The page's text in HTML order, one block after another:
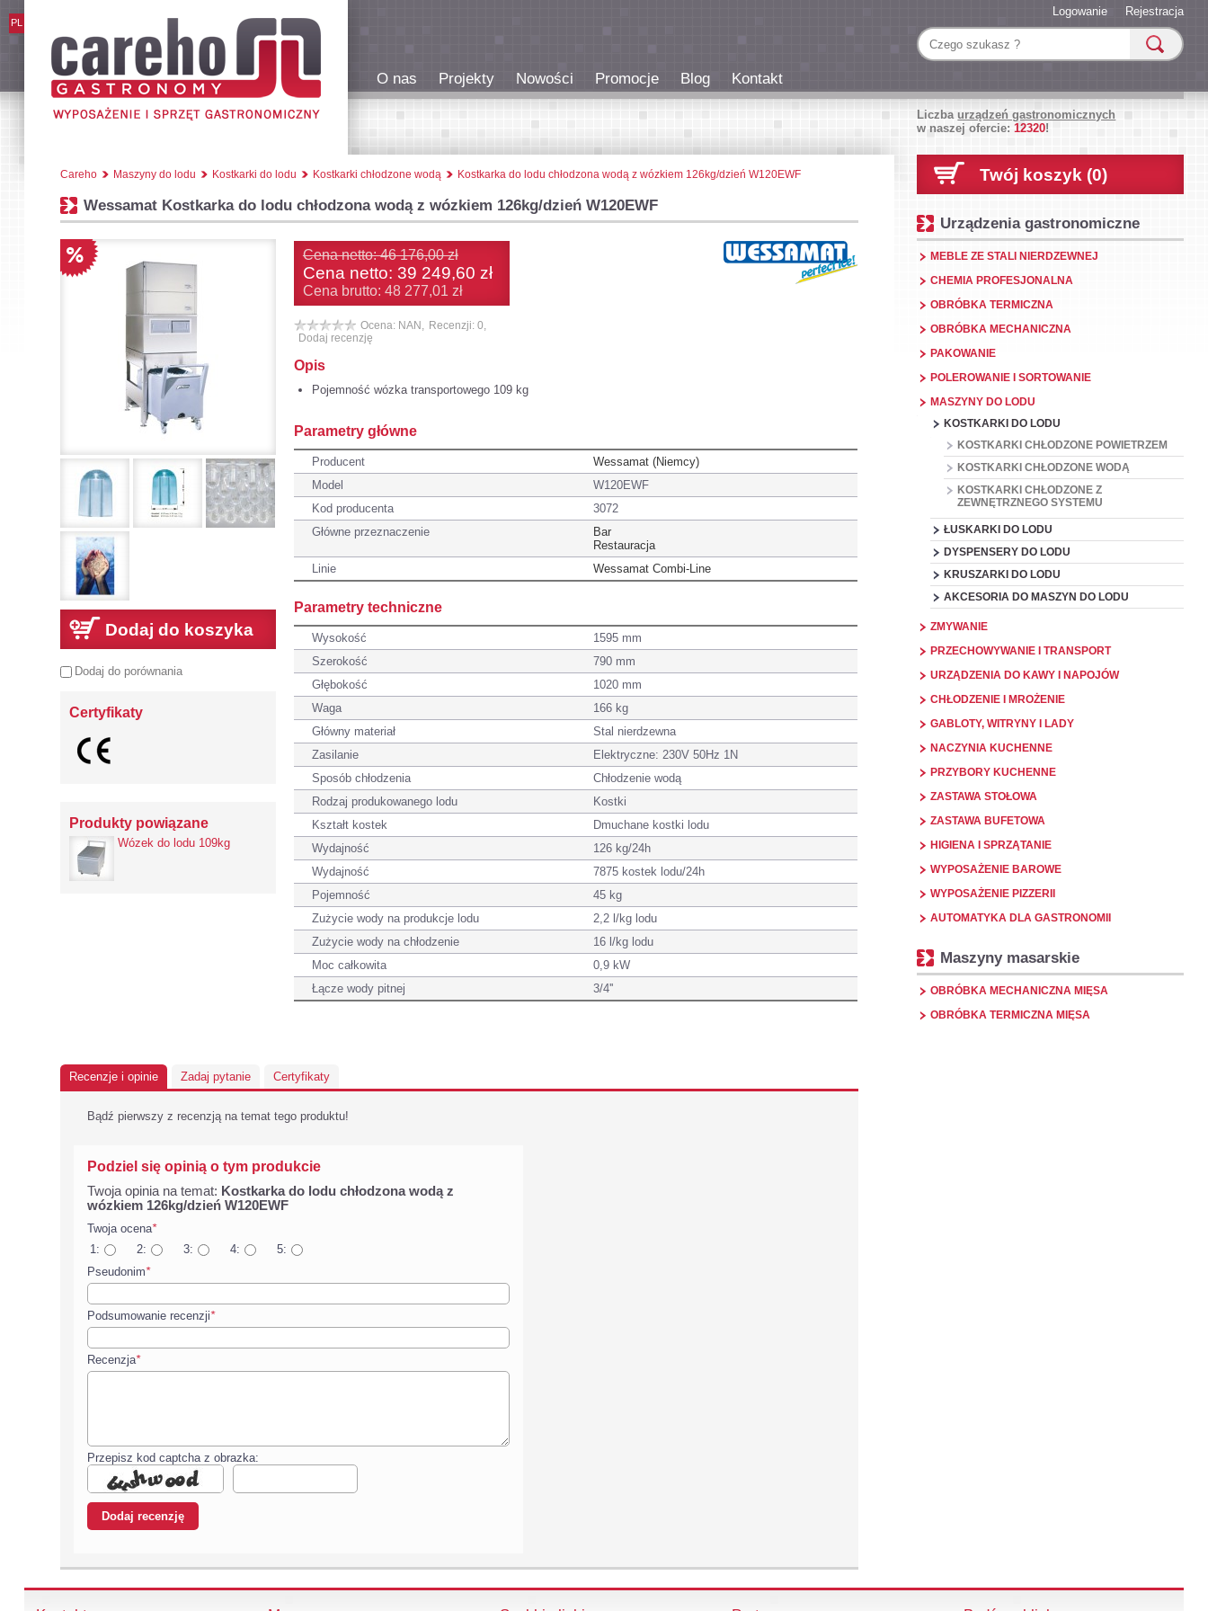
PL
Rejestracja
Logowanie
O nas Projekty Nowości Promocje Blog Kontakt
Liczbaurządzeń gastronomicznych
w naszej ofercie:12320!
Careho Maszyny do lodu Kostkarki do lodu Kostkarki chłodzone wodą Kostkarka do lodu chłodzona wodą z wózkiem 126kg/dzień W120EWF
Wessamat Kostkarka do lodu chłodzona wodą z wózkiem 126kg/dzień W120EWF
Dodaj do koszyka
Dodaj do porównania
Certyfikaty
Produkty powiązane
Wózek do lodu 109kg
Cena netto: 46 176,00 zł
Cena netto: 39 249,60 zł
Cena brutto: 48 277,01 zł
Ocena: NAN, Recenzji: 0,
Dodaj recenzję
Opis
Pojemność wózka transportowego 109 kg
Parametry główne
Producent
Wessamat (Niemcy)
Model
W120EWF
Kod producenta
3072
Główne przeznaczenie
Bar
Restauracja
Linie
Wessamat Combi-Line
Parametry techniczne
Wysokość
1595 mm
Szerokość
790 mm
Głębokość
1020 mm
Waga
166 kg
Główny materiał
Stal nierdzewna
Zasilanie
Elektryczne: 230V 50Hz 1N
Sposób chłodzenia
Chłodzenie wodą
Rodzaj produkowanego lodu
Kostki
Kształt kostek
Dmuchane kostki lodu
Wydajność
126 kg/24h
Wydajność
7875 kostek lodu/24h
Pojemność
45 kg
Zużycie wody na produkcje lodu
2,2 l/kg lodu
Zużycie wody na chłodzenie
16 l/kg lodu
Moc całkowita
0,9 kW
Łącze wody pitnej
3/4''
Recenzje i opinie Zadaj pytanie Certyfikaty
Bądź pierwszy z recenzją na temat tego produktu!
Podziel się opinią o tym produkcie
Twoja opinia na temat: Kostkarka do lodu chłodzona wodą z
wózkiem 126kg/dzień W120EWF
Twoja ocena*
1:
2: 3: 4:
5:
Pseudonim*
Podsumowanie recenzji*
Recenzja*
Przepisz kod captcha z obrazka:
Twój koszyk (0)
Urządzenia gastronomiczne
MEBLE ZE STALI NIERDZEWNEJ
CHEMIA PROFESJONALNA
OBRÓBKA TERMICZNA
OBRÓBKA MECHANICZNA
PAKOWANIE
POLEROWANIE I SORTOWANIE
MASZYNY DO LODU
KOSTKARKI DO LODU
KOSTKARKI CHŁODZONE POWIETRZEM
KOSTKARKI CHŁODZONE WODĄ
KOSTKARKI CHŁODZONE Z
ZEWNĘTRZNEGO SYSTEMU
ŁUSKARKI DO LODU
DYSPENSERY DO LODU
KRUSZARKI DO LODU
AKCESORIA DO MASZYN DO LODU
ZMYWANIE
PRZECHOWYWANIE I TRANSPORT
URZĄDZENIA DO KAWY I NAPOJÓW
CHŁODZENIE I MROŻENIE
GABLOTY, WITRYNY I LADY
NACZYNIA KUCHENNE
PRZYBORY KUCHENNE
ZASTAWA STOŁOWA
ZASTAWA BUFETOWA
HIGIENA I SPRZĄTANIE
WYPOSAŻENIE BAROWE
WYPOSAŻENIE PIZZERII
AUTOMATYKA DLA GASTRONOMII
Maszyny masarskie
OBRÓBKA MECHANICZNA MIĘSA
OBRÓBKA TERMICZNA MIĘSA